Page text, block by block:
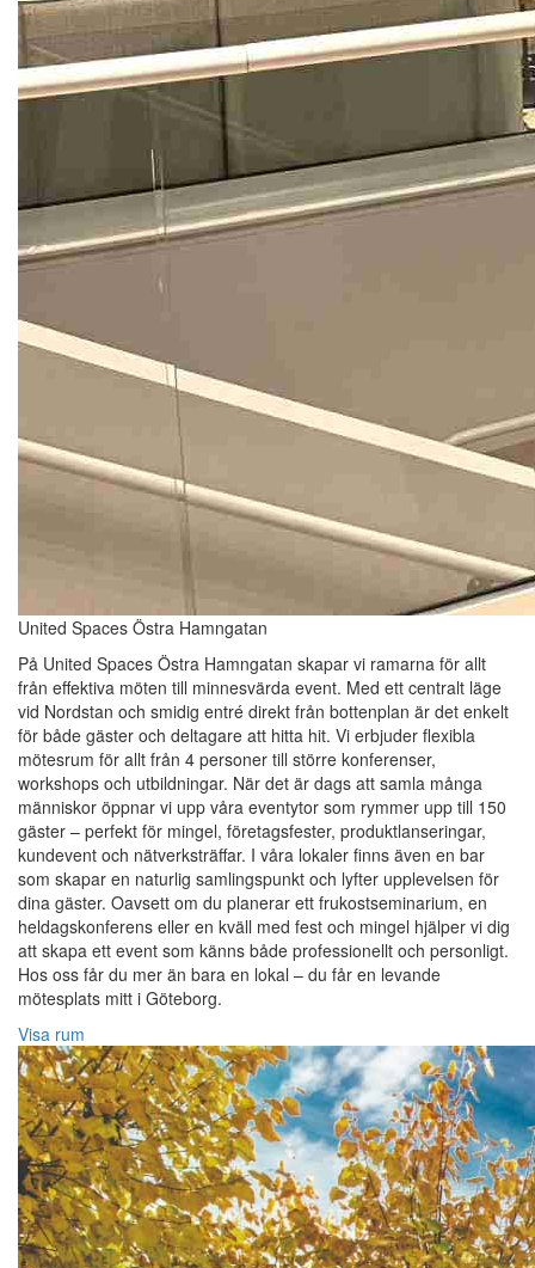
United Spaces Östra Hamngatan
På United Spaces Östra Hamngatan skapar vi ramarna för allt
från effektiva möten till minnesvärda event. Med ett centralt läge
vid Nordstan och smidig entré direkt från bottenplan är det enkelt
för både gäster och deltagare att hitta hit. Vi erbjuder flexibla
mötesrum för allt från 4 personer till större konferenser,
workshops och utbildningar. När det är dags att samla många
människor öppnar vi upp våra eventytor som rymmer upp till 150
gäster – perfekt för mingel, företagsfester, produktlanseringar,
kundevent och nätverksträffar. I våra lokaler finns även en bar
som skapar en naturlig samlingspunkt och lyfter upplevelsen för
dina gäster. Oavsett om du planerar ett frukostseminarium, en
heldagskonferens eller en kväll med fest och mingel hjälper vi dig
att skapa ett event som känns både professionellt och personligt.
Hos oss får du mer än bara en lokal – du får en levande
mötesplats mitt i Göteborg.
Visa rum